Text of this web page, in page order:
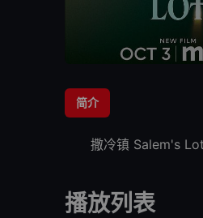
简介
撒冷镇 Salem's
播放列表